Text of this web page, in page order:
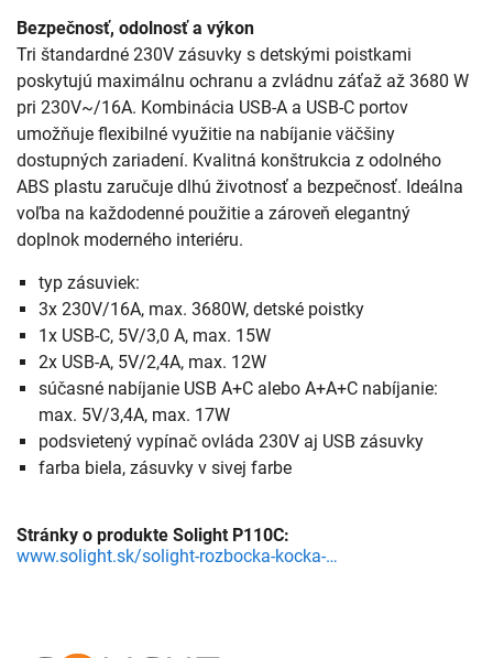
Bezpečnosť, odolnosť a výkon
Tri štandardné 230V zásuvky s detskými poistkami
poskytujú maximálnu ochranu a zvládnu záťaž až 3680 W
pri 230V~/16A. Kombinácia USB-A a USB-C portov
umožňuje flexibilné využitie na nabíjanie väčšiny
dostupných zariadení. Kvalitná konštrukcia z odolného
ABS plastu zaručuje dlhú životnosť a bezpečnosť. Ideálna
voľba na každodenné použitie a zároveň elegantný
doplnok moderného interiéru.
typ zásuviek:
3x 230V/16A, max. 3680W, detské poistky
1x USB-C, 5V/3,0 A, max. 15W
2x USB-A, 5V/2,4A, max. 12W
súčasné nabíjanie USB A+C alebo A+A+C nabíjanie:
max. 5V/3,4A, max. 17W
podsvietený vypínač ovláda 230V aj USB zásuvky
farba biela, zásuvky v sivej farbe
Stránky o produkte Solight P110C:
www.solight.sk/solight-rozbocka-kocka-3x-16a--usb-a-c-biela-vypinac-detail-1J9O000201.aspx